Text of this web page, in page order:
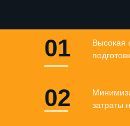
Высокая
затраты
01
02